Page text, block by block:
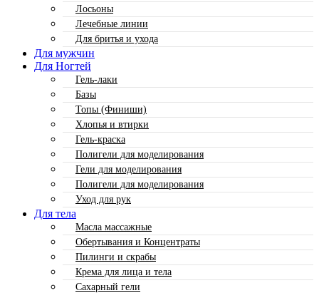
Лосьоны
Лечебные линии
Для бритья и ухода
Для мужчин
Для Ногтей
Гель-лаки
Базы
Топы (Финиши)
Хлопья и втирки
Гель-краска
Полигели для моделирования
Гели для моделирования
Полигели для моделирования
Уход для рук
Для тела
Масла массажные
Обертывания и Концентраты
Пилинги и скрабы
Крема для лица и тела
Сахарный гели